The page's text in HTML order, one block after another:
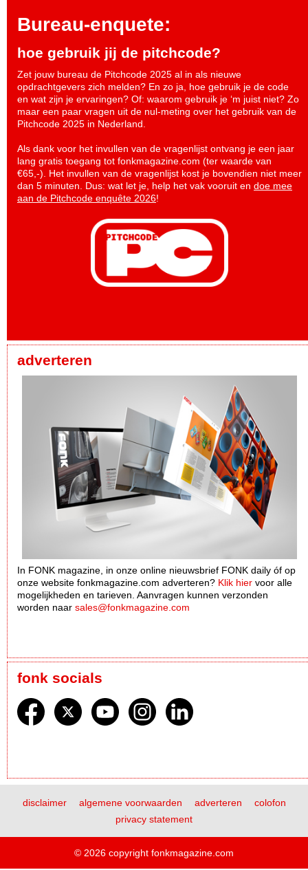
Bureau-enquete:
hoe gebruik jij de pitchcode?
Zet jouw bureau de Pitchcode 2025 al in als nieuwe
opdrachtgevers zich melden? En zo ja, hoe gebruik je de code
en wat zijn je ervaringen? Of: waarom gebruik je ‘m juist niet? Zo
maar een paar vragen uit de nul-meting over het gebruik van de
Pitchcode 2025 in Nederland.
Als dank voor het invullen van de vragenlijst ontvang je een jaar
lang gratis toegang tot fonkmagazine.com (ter waarde van
€65,-). Het invullen van de vragenlijst kost je bovendien niet meer
dan 5 minuten. Dus: wat let je, help het vak vooruit en doe mee
aan de Pitchcode enquête 2026!
adverteren
In FONK magazine, in onze online nieuwsbrief FONK daily óf op
onze website fonkmagazine.com adverteren? Klik hier voor alle
mogelijkheden en tarieven. Aanvragen kunnen verzonden
worden naar sales@fonkmagazine.com
fonk socials
disclaimer algemene voorwaarden adverteren
colofon
privacy statement
© 2026 copyright fonkmagazine.com